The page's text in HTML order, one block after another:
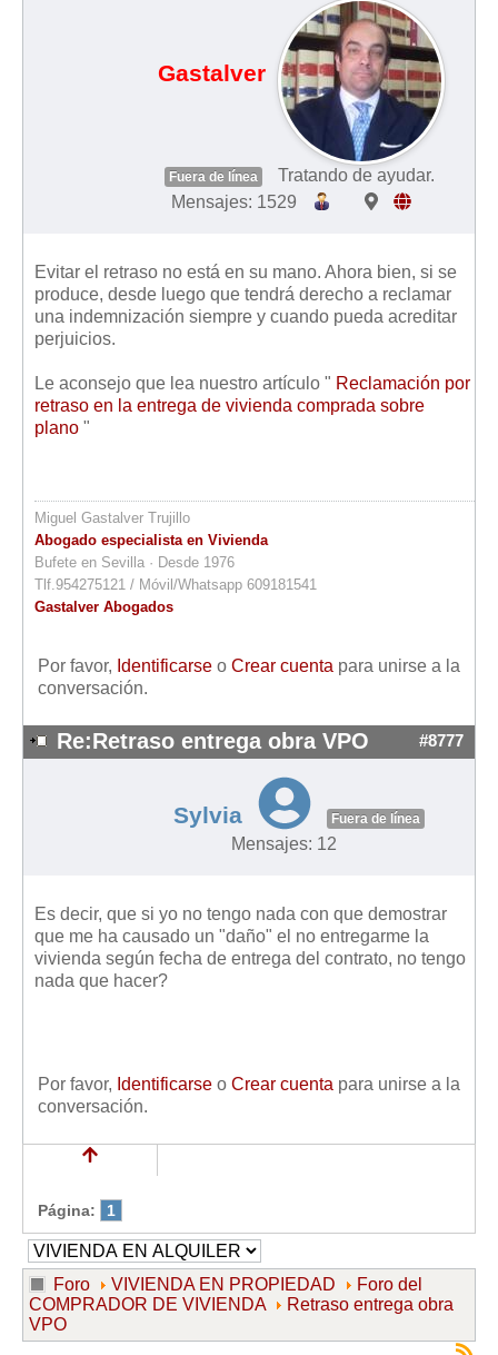
Gastalver
Fuera de línea
Tratando de ayudar.
Mensajes: 1529
Evitar el retraso no está en su mano. Ahora bien, si se
produce, desde luego que tendrá derecho a reclamar
una indemnización siempre y cuando pueda acreditar
perjuicios.
Le aconsejo que lea nuestro artículo " Reclamación por
retraso en la entrega de vivienda comprada sobre
plano "
Miguel Gastalver Trujillo
Abogado especialista en Vivienda
Bufete en Sevilla · Desde 1976
Tlf.954275121 / Móvil/Whatsapp 609181541
Gastalver Abogados
Por favor, Identificarse o Crear cuenta para unirse a la
conversación.
Re:Retraso entrega obra VPO #8777
Sylvia Fuera de línea
Mensajes: 12
Es decir, que si yo no tengo nada con que demostrar
que me ha causado un "daño" el no entregarme la
vivienda según fecha de entrega del contrato, no tengo
nada que hacer?
Por favor, Identificarse o Crear cuenta para unirse a la
conversación.
Página: 1
Foro VIVIENDA EN PROPIEDAD
Foro del
COMPRADOR DE VIVIENDA
Retraso entrega obra
VPO